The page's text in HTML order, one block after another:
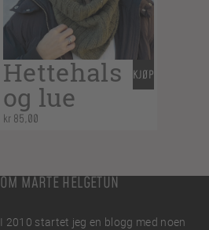
Hettehals
og lue
kr 85,00
KJØP
OM MARTE HELGETUN
I 2010 startet jeg en blogg med noen